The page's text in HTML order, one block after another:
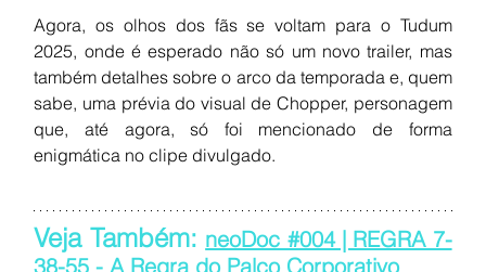
Agora, os olhos dos fãs se voltam para o Tudum
2025, onde é esperado não só um novo trailer, mas
também detalhes sobre o arco da temporada e, quem
sabe, uma prévia do visual de Chopper, personagem
que, até agora, só foi mencionado de forma
enigmática no clipe divulgado.
Veja Também: neoDoc #004 | REGRA 7-
38-55 - A Regra do Palco Corporativo